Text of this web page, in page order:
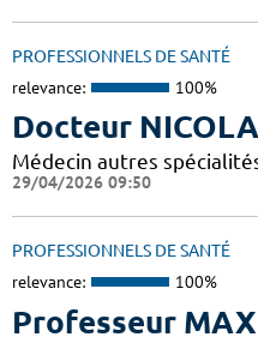
PROFESSIONNELS DE SANTÉ
relevance: 100%
Docteur
Médecin autres
29/04/2026 09:50
PROFESSIONNELS DE SANTÉ
relevance: 100%
Professeur